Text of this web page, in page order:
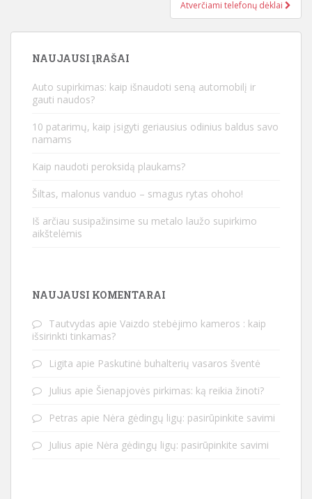
Atverčiami telefonų dėklai
NAUJAUSI ĮRAŠAI
Auto supirkimas: kaip išnaudoti seną automobilį ir
gauti naudos?
10 patarimų, kaip įsigyti geriausius odinius baldus savo
namams
Kaip naudoti peroksidą plaukams?
Šiltas, malonus vanduo – smagus rytas ohoho!
Iš arčiau susipažinsime su metalo laužo supirkimo
aikštelėmis
NAUJAUSI KOMENTARAI
Tautvydas apie Vaizdo stebėjimo kameros : kaip
išsirinkti tinkamas?
Ligita apie Paskutinė buhalterių vasaros šventė
Julius apie Šienapjovės pirkimas: ką reikia žinoti?
Petras apie Nėra gėdingų ligų: pasirūpinkite savimi
Julius apie Nėra gėdingų ligų: pasirūpinkite savimi